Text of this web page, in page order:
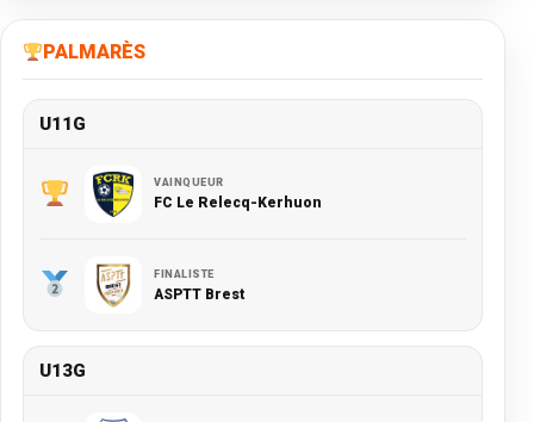
PALMARÈS
U11G
VAINQUEUR
FC Le Relecq-Kerhuon
FINALISTE
ASPTT Brest
U13G